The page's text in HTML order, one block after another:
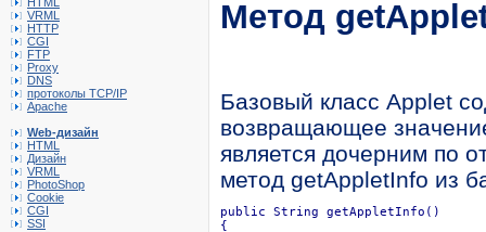
VRML
HTTP
CGI
FTP
Proxy
DNS
протоколы TCP/IP
Apache
Web-дизайн
HTML
Дизайн
VRML
PhotoShop
Cookie
CGI
SSI
Метод
Базовый класс Applet
возвращающее
является дочерним по
метод getAppletInfo из
public String getAppletInfo()
{